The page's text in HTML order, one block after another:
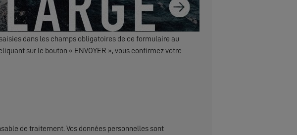
dans les champs obligatoires de ce formulaire au
sur le bouton « ENVOYER », vous confirmez votre
de traitement. Vos données personnelles sont